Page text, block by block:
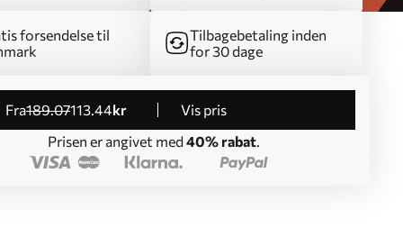
forsendelse til
Tilbagebetaling inden
for 30 dage
fra189.07113.44kr
Vis pris
Prisen er angivet med 40% rabat.